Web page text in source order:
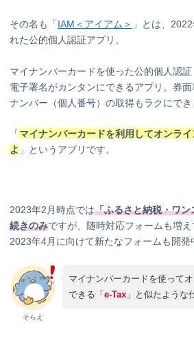
その名も「IAM＜アイアム＞ 」とは、
れた公的個人認証アプリ。
マイナンバーカードを使った公的個人認
電子署名がカンタンにできるアプリ。券
ナンバー（個人番号）の取得もラクにでき
「マイナンバーカードを利用してオンラ
よ 」というアプリです。
2023年2月時点では「ふるさと納税・ワ
続きのみですが、随時対応フォームも増え
2023年4月に向けて新たなフォームも開発
そらえ
マイナンバーカードを使って
できる「e-Tax 」と似たような